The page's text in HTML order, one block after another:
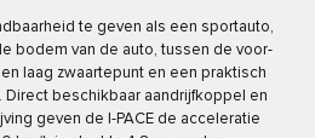
te geven als een sportauto,
bodem van de auto, tussen de voor-
laag zwaartepunt en een praktisch
beschikbaar aandrijfkoppel en
geven de I-PACE de acceleratie